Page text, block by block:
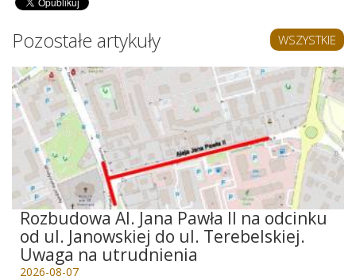
Pozostałe artykuły WSZYSTKIE
Rozbudowa Al. Jana Pawła II na odcinku
od ul. Janowskiej do ul. Terebelskiej.
Uwaga na utrudnienia
2026-08-07